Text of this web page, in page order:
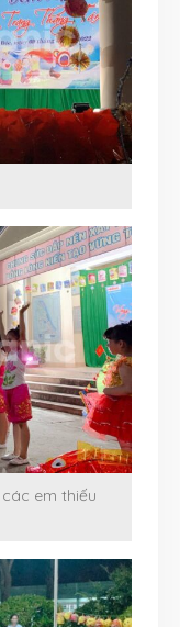
em thiếu